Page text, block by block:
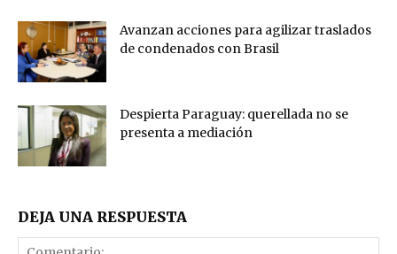
Avanzan acciones para agilizar traslados
de condenados con Brasil
Despierta Paraguay: querellada no se
presenta a mediación
DEJA UNA RESPUESTA